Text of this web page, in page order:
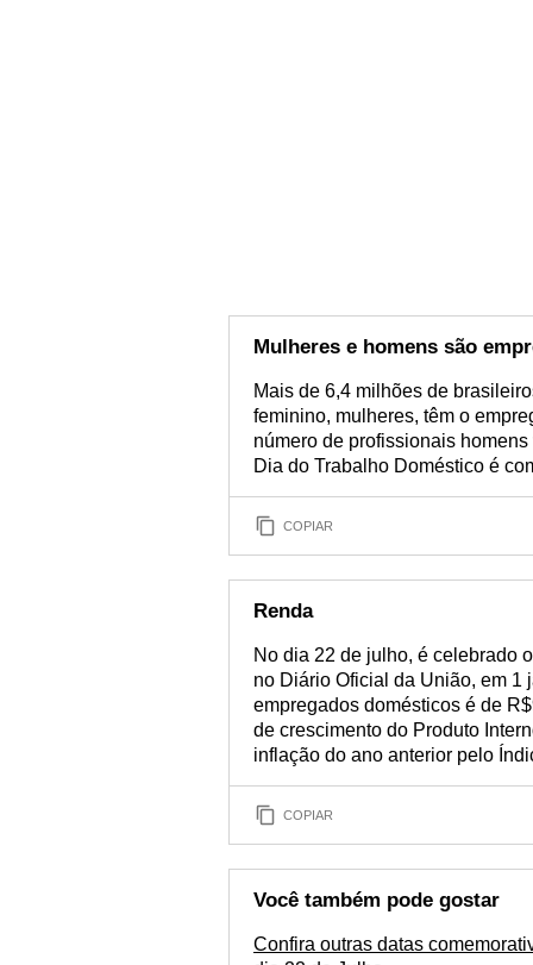
Mulheres e homens são
Mais de 6,4 milhões de
feminino, mulheres, têm o
número de profissionais
Dia do Trabalho Doméstico é
COPIAR
Renda
No dia 22 de julho, é celebrado
no Diário Oficial da União, em 1
empregados domésticos é de
de crescimento do Produto
inflação do ano anterior pelo
COPIAR
Você também pode gostar
Confira outras datas